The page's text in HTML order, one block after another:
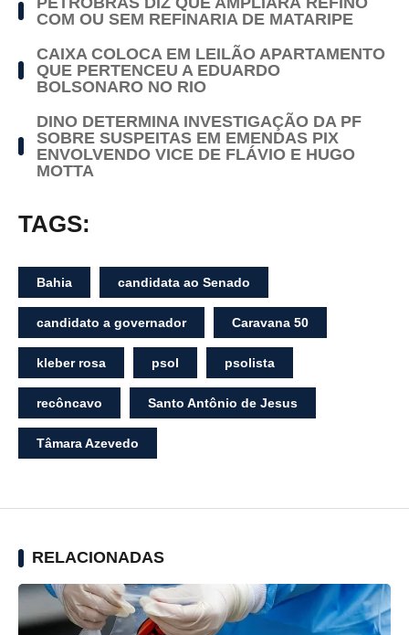
COM OU SEM REFINARIA DE MATARIPE
CAIXA COLOCA EM LEILÃO APARTAMENTO
QUE PERTENCEU A EDUARDO
BOLSONARO NO RIO
DINO DETERMINA INVESTIGAÇÃO DA PF
SOBRE SUSPEITAS EM EMENDAS PIX
ENVOLVENDO VICE DE FLÁVIO E HUGO
MOTTA
TAGS:
Bahia candidata ao Senado
candidato a governador Caravana 50
kleber rosa psol psolista
recôncavo Santo Antônio de Jesus
Tâmara Azevedo
RELACIONADAS